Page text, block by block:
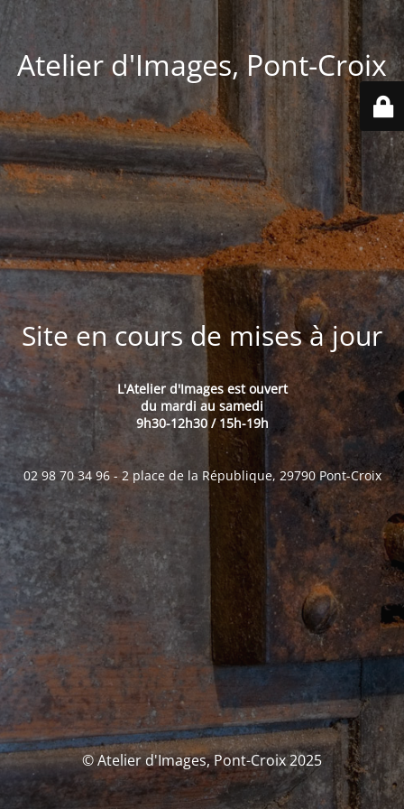
Atelier d'Images, Pont-Croix
Site en cours de mises à jour
L'Atelier d'Images est ouvert
du mardi au samedi
9h30-12h30 / 15h-19h
02 98 70 34 96 - 2 place de la République, 29790 Pont-Croix
© Atelier d'Images, Pont-Croix 2025